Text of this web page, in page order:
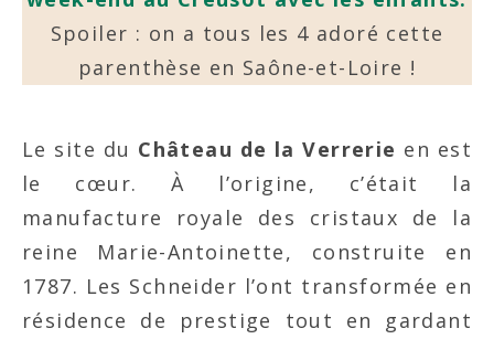
Spoiler : on a tous les 4 adoré cette
parenthèse en Saône-et-Loire !
Le site du Château de la Verrerie en est
le cœur. À l’origine, c’était la
manufacture royale des cristaux de la
reine Marie-Antoinette, construite en
1787. Les Schneider l’ont transformée en
résidence de prestige tout en gardant